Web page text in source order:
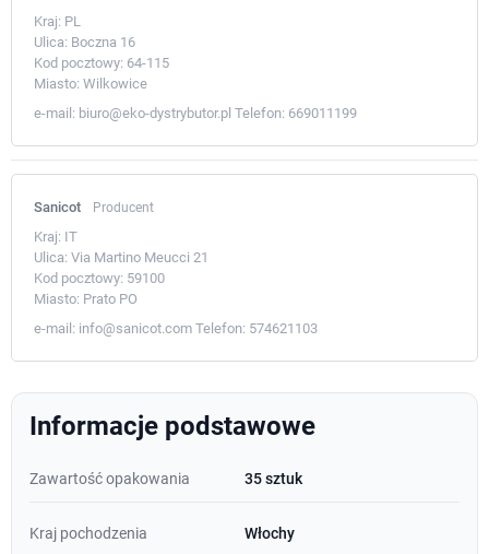
Kraj: PL
Ulica: Boczna 16
Kod pocztowy: 64-115
Miasto: Wilkowice
e-mail: biuro@eko-dystrybutor.pl Telefon: 669011199
Sanicot Producent
Kraj: IT
Ulica: Via Martino Meucci 21
Kod pocztowy: 59100
Miasto: Prato PO
e-mail: info@sanicot.com Telefon: 574621103
Informacje podstawowe
Zawartość opakowania 35 sztuk
Kraj pochodzenia Włochy